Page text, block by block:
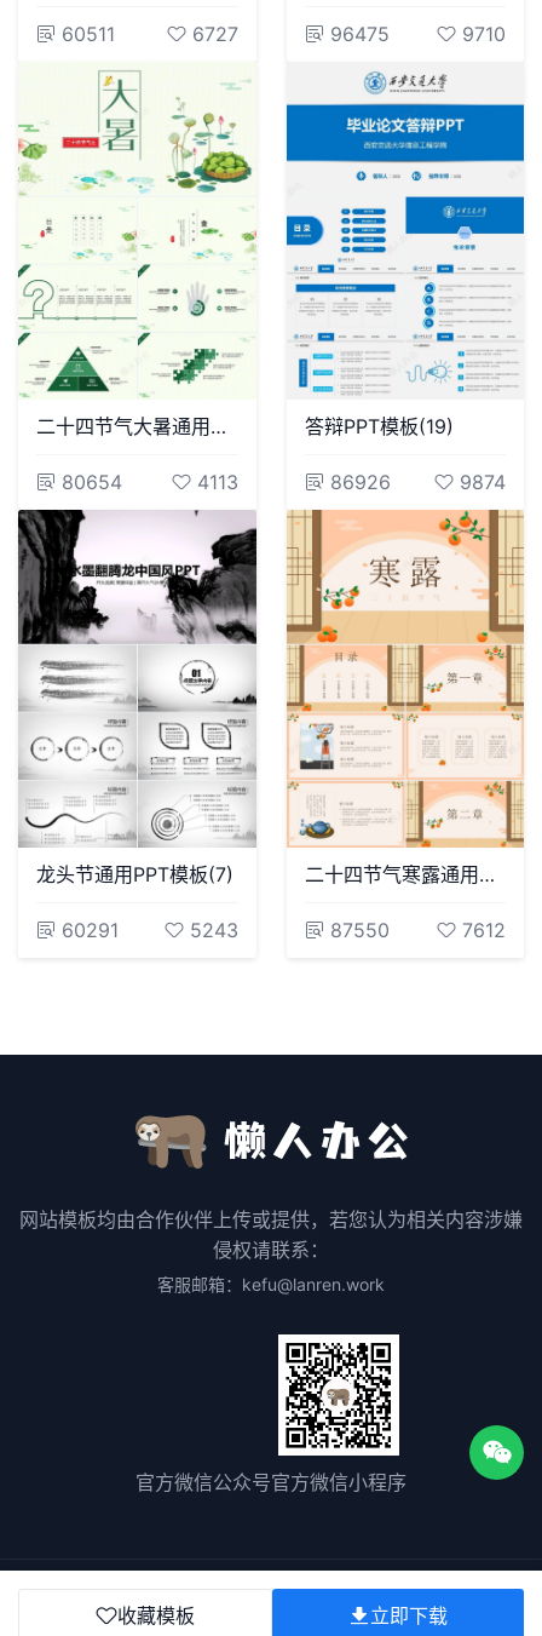
收藏模板 立即下载
60511 6727 96475 9710
二十四节气大暑通用PPT模板(8)
80654 4113
答辩PPT模板(19)
86926 9874
龙头节通用PPT模板(7)
60291 5243
二十四节气寒露通用PPT模板(17)
87550 7612
网站模板均由合作伙伴上传或提供，若您认为相关内容涉嫌
侵权请联系：
客服邮箱：kefu@lanren.work
官方微信公众号官方微信小程序
关于我们 用户协议 隐私协议 版权声明
联系我们
版权所有©2025
粤ICP备2023075511号